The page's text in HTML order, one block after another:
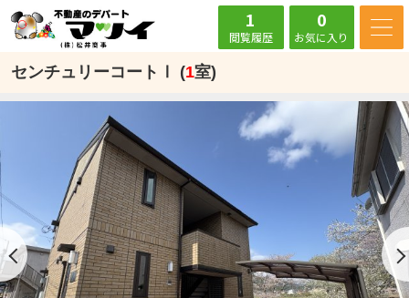
1
閲覧履歴
0
お気に入り
センチュリーコートⅠ (1室)